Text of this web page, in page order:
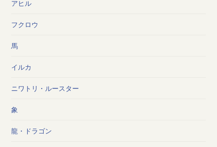
アヒル
フクロウ
馬
イルカ
ニワトリ・ルースター
象
龍・ドラゴン